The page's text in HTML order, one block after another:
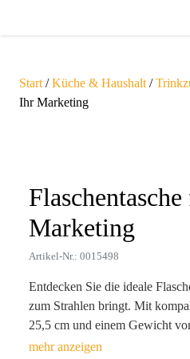
Start /Küche & Haushalt /
Ihr Marketing
Marketing
Artikel-Nr.: 0015498
Entdecken Sie die ideale
zum Strahlen bringt. Mit
25,5 cm und einem Gewicht
clevere Werbemittel-Lösung